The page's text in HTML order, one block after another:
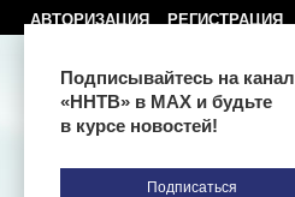
АВТОРИЗАЦИЯ РЕГИСТРАЦИЯ
Подписывайтесь на канал
«ННТВ» в МАХ и будьте
в курсе новостей!
Подписаться